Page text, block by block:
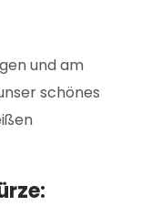
und am
schönes